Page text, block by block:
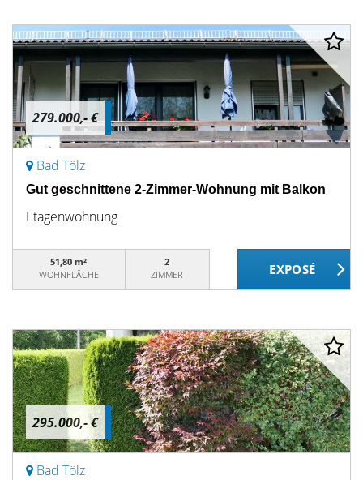
279.000,- €
Bad Tölz
Gut geschnittene 2-Zimmer-Wohnung mit Balkon
Etagenwohnung
51,80 m²
WOHNFLÄCHE
2
ZIMMER
295.000,- €
Bad Tölz